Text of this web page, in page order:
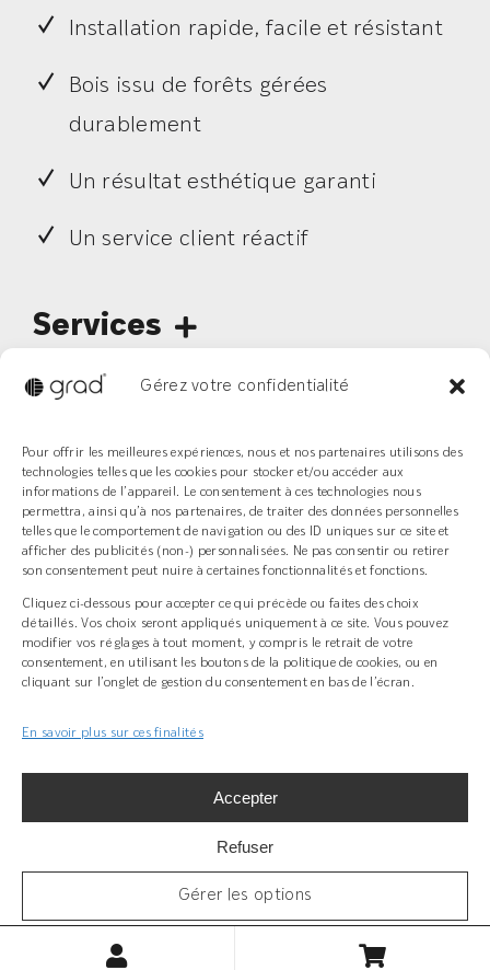
Gérez votre confidentialité
Pour offrir les meilleures expériences, nous et nos partenaires utilisons des
technologies telles que les cookies pour stocker et/ou accéder aux
informations de l’appareil. Le consentement à ces technologies nous
permettra, ainsi qu’à nos partenaires, de traiter des données personnelles
telles que le comportement de navigation ou des ID uniques sur ce site et
afficher des publicités (non-) personnalisées. Ne pas consentir ou retirer
son consentement peut nuire à certaines fonctionnalités et fonctions.
Cliquez ci-dessous pour accepter ce qui précède ou faites des choix
détaillés. Vos choix seront appliqués uniquement à ce site. Vous pouvez
modifier vos réglages à tout moment, y compris le retrait de votre
consentement, en utilisant les boutons de la politique de cookies, ou en
cliquant sur l’onglet de gestion du consentement en bas de l’écran.
En savoir plus sur ces finalités
Accepter
Refuser
Gérer les options
MENTIONS LEGALES Politique de confidentialité
Installation rapide, facile et résistant
Bois issu de forêts gérées
durablement
Un résultat esthétique garanti
Un service client réactif
Services
Financement
Enlèvement
Support technique
FAQ
Navigation
Concept
+ 33(0)3 89 58 45 45
Z.I Bois l’Abbesse, 68660 Lièpvre
grad-system.com